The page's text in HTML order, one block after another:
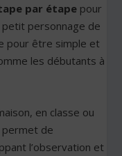
par étape pour
petit personnage de
pour être simple et
les débutants à
en classe ou
permet de
l’observation et